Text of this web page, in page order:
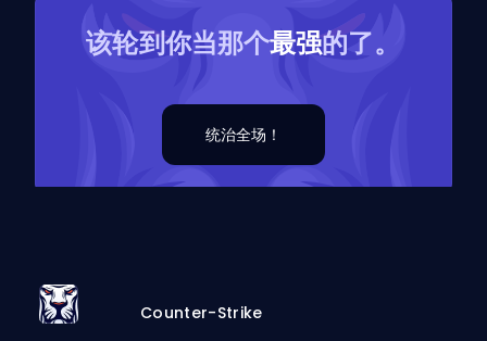
该轮到你当那个最强的了。
统治全场！
Counter-Strike